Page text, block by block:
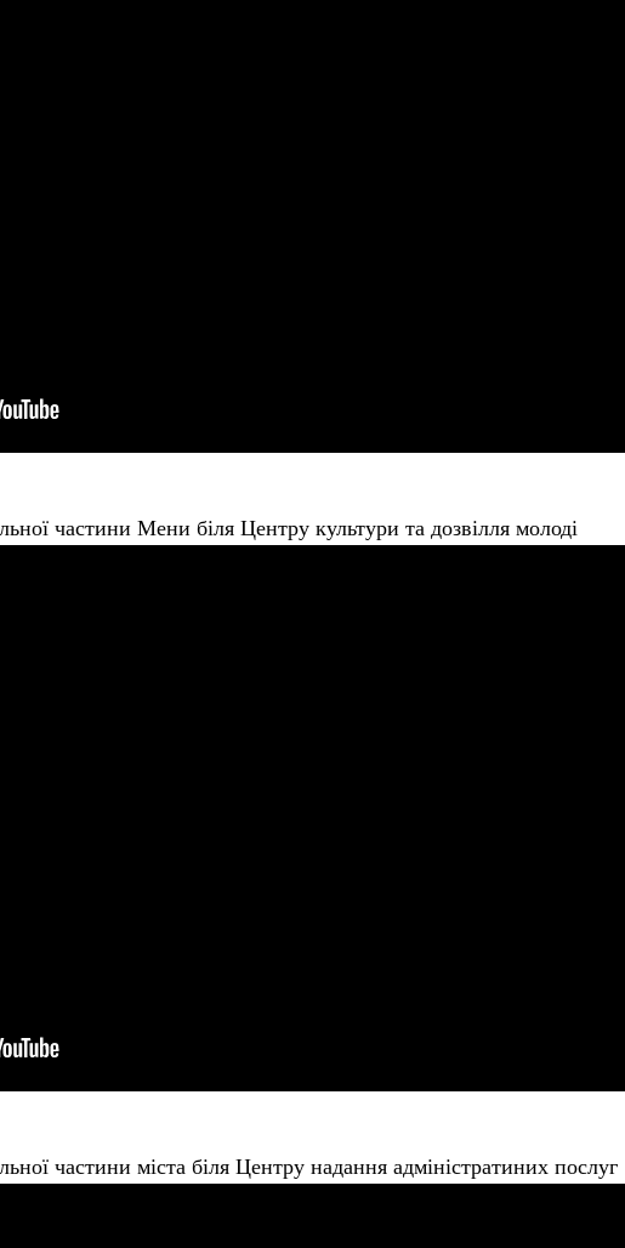
частини Мени біля Центру культури та дозвілля молоді
частини міста біля Центру надання адміністратиних послуг